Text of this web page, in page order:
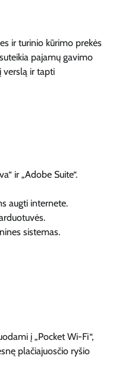
ir turinio kūrimo prekės
pajamų gavimo
verslą ir tapti
ir „Adobe Suite“.
augti internete.
sistemas.
į „Pocket Wi-Fi“,
plačiajuosčio ryšio